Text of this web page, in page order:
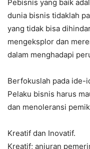
Pebisnis yang baik
dunia bisnis tidaklah
yang tidak bisa
mengeksplor dan
dalam menghadapi
Berfokuslah pada ide-
Pelaku bisnis harus
dan menoleransi
Kreatif dan Inovatif.
Kreatif; anjuran